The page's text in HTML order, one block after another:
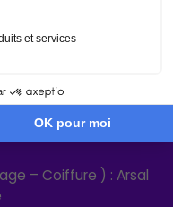
Marie
Léopoldine
Valentine
– Coiffure ) : Arsal